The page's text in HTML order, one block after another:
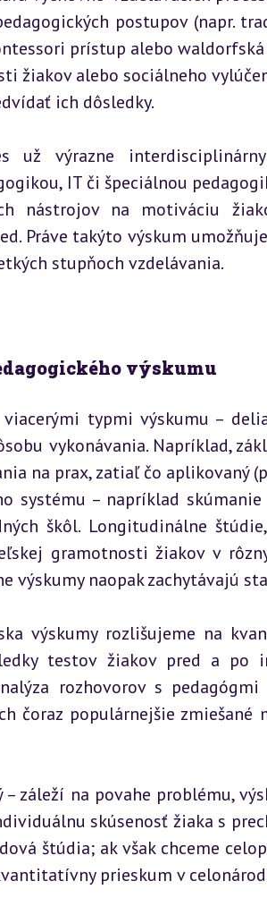
postupov (napr.
prístup alebo
žiakov alebo sociálneho
ich dôsledky.
už výrazne
IT či špeciálnou
nástrojov na motiváciu
Práve takýto výskum
stupňoch vzdelávania.
výskumu
typmi výskumu –
vykonávania. Napríklad,
na prax, zatiaľ čo aplikovaný
systému – napríklad
škôl. Longitudinálne
gramotnosti žiakov v
výskumy naopak zachytávajú
výskumy rozlišujeme na
testov žiakov pred a po
rozhovorov s
čoraz populárnejšie
záleží na povahe problému,
skúsenosť žiaka s
štúdia; ak však chceme
prieskum v